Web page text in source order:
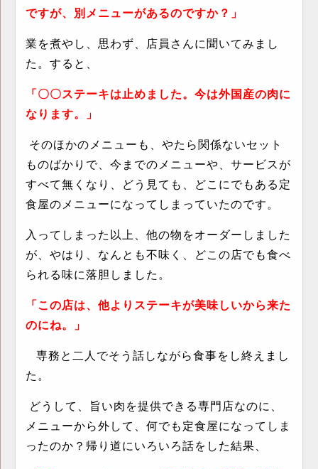
ですが、別メニューがあるのですか？」
業を煮やし、思わず、店員さんに聞いてみまし
た。すると、
「〇〇ステーキは止めました。今は外国産の肉に
なります。」
そのほかのメニューも、やたら関係ないセット
ものばかりで、今までのメニューや、サービスが
すべて無くなり、どう見ても、どこにでもある定
食屋のメニューになってしまっていたのです。
入ってしまった以上、他の物をオーダーしました
が、やはり、なんとも不味く、どこの店でも食べ
られる味に落胆しました。
「この店は、他よりステーキが美味しいから来た
のにね。」
専務と二人でそう話しながら食事をし終えまし
た。
どうして、旨い肉を提供できる専門店なのに、
メニューから外して、何でも定食屋になってしま
ったのか？帰り道にいろいろ話をした結果、